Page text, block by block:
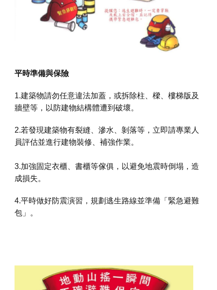
平時準備與保險
1.建築物請勿任意違法加蓋，或拆除柱、樑、樓梯版及
牆壁等，以防建物結構體遭到破壞。
2.若發現建築物有裂縫、滲水、剝落等，立即請專業人
員評估並進行建物裝修、補強作業。
3.加強固定衣櫃、書櫃等傢俱，以避免地震時倒塌，造
成損失。
4.平時做好防震演習，規劃逃生路線並準備「緊急避難
包」。